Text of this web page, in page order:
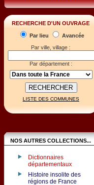
RECHERCHE D'UN OUVRAGE
Par lieu
Avancée
Par ville, village :
Par département :
LISTE DES COMMUNES
NOS AUTRES COLLECTIONS...
Dictionnaires
départementaux
Histoire insolite des
régions de France